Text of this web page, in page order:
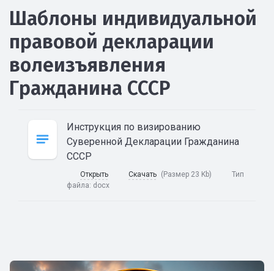
Шаблоны индивидуальной
правовой декларации
волеизъявления
Гражданина СССР
Инструкция по визированию
Суверенной Декларации Гражданина
СССР
Открыть Скачать (Размер 23 Kb)
Тип
файла: docx